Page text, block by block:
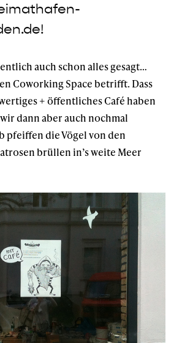
auch schon alles gesagt…
Coworking Space betrifft. Dass
+ öffentliches Café haben
dann aber auch nochmal
pfeiffen die Vögel von den
brüllen in’s weite Meer